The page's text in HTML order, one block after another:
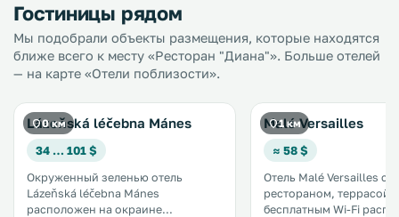
Гостиницы рядом
Мы подобрали объекты размещения, которые находятся
ближе всего к месту «Ресторан "Диана"». Больше отелей
— на карте «Отели поблизости».
0 км
Lázeňská léčebna Mánes
34 … 101 $
Окруженный зеленью отель
Lázeňská léčebna Mánes
расположен на окраине
1 км
Malé Versailles
≈ 58 $
Отель Malé Versailles с
рестораном, террасой и
бесплатным Wi-Fi